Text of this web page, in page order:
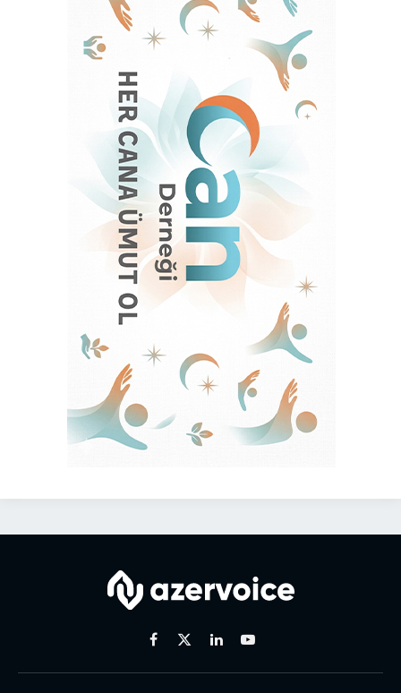
Facebook
X
LinkedinYoutube